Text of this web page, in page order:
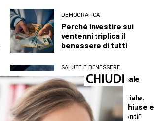
DEMOGRAFICA
Perché investire sui
ventenni triplica il
benessere di tutti
SALUTE E BENESSERE
Maxi incendio a Finale
Emilia, in fiamme
capannone industriale.
L’Ausl: “Finestre chiuse e
condizionatori spenti”